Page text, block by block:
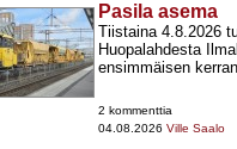
Pasila asema
Tiistaina 4.8.2026
Huopalahdesta
ensimmäisen
2 kommenttia
04.08.2026 Ville Saalo